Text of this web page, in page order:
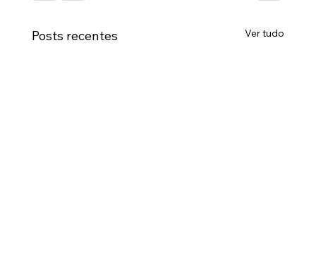
Posts recentes Ver tudo